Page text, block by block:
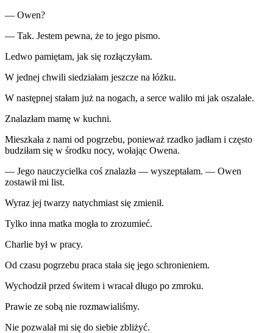
— Owen?
— Tak. Jestem pewna, że to jego pismo.
Ledwo pamiętam, jak się rozłączyłam.
W jednej chwili siedziałam jeszcze na łóżku.
W następnej stałam już na nogach, a serce waliło mi jak oszalałe.
Znalazłam mamę w kuchni.
Mieszkała z nami od pogrzebu, ponieważ rzadko jadłam i często
budziłam się w środku nocy, wołając Owena.
— Jego nauczycielka coś znalazła — wyszeptałam. — Owen
zostawił mi list.
Wyraz jej twarzy natychmiast się zmienił.
Tylko inna matka mogła to zrozumieć.
Charlie był w pracy.
Od czasu pogrzebu praca stała się jego schronieniem.
Wychodził przed świtem i wracał długo po zmroku.
Prawie ze sobą nie rozmawialiśmy.
Nie pozwalał mi się do siebie zbliżyć.